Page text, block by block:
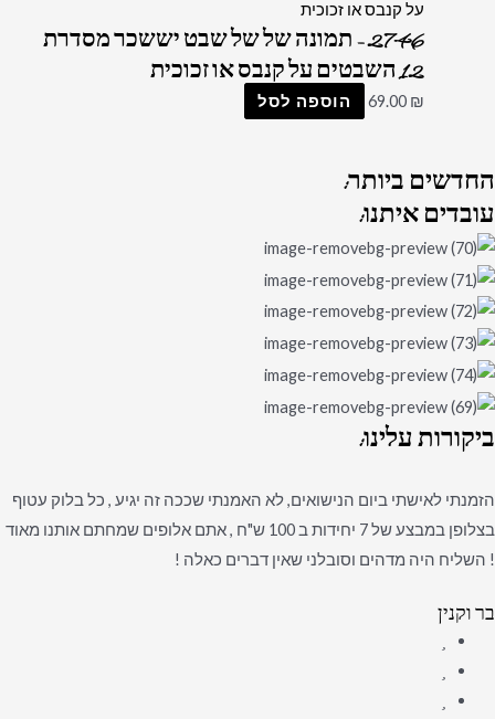
2746 – תמונה של של שבט יששכר מסדרת
12 השבטים על קנבס או זכוכית
69.00 ₪ הוספה לסל
החדשיםביותר:
עובדיםאיתנו:
ביקורותעלינו:
הזמנתי לאישתי ביום הנישואים, לא האמנתי שככה זה יגיע , כל בלוק עטוף
בצלופן במבצע של 7 יחידות ב 100 ש"ח , אתם אלופים שמחתם אותנו מאוד
! השליח היה מדהים וסובלני שאין דברים כאלה !
בר וקנין